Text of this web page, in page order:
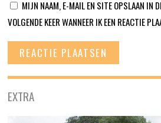
MIJN NAAM, E-MAIL EN SITE OPSLAAN IN
VOLGENDE KEER WANNEER IK EEN REACTIE
EXTRA